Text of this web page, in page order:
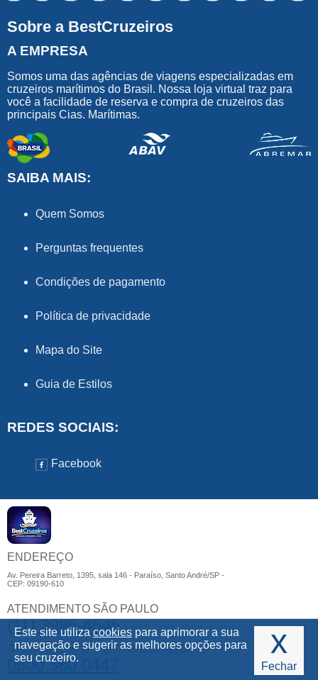
Sobre a BestCruzeiros
A EMPRESA
Somos uma das agências de viagens especializadas em
cruzeiros marítimos do Brasil. Nossa loja virtual traz para
você a facilidade de reserva e compra de cruzeiros das
principais Cias. Marítimas.
SAIBA MAIS:
Quem Somos
Perguntas frequentes
Condições de pagamento
Política de privacidade
Mapa do Site
Guia de Estilos
REDES SOCIAIS:
Facebook
ENDEREÇO
Av. Pereira Barreto, 1395, sala 146 - Paraíso, Santo André/SP -
CEP: 09190-610
ATENDIMENTO SÃO PAULO
(11) 3995-4545
ATENDIMENTO DEMAIS ESTADOS
0800 580 0447
x
Fechar
Este site utiliza cookies para aprimorar a sua
navegação e sugerir as melhores opções para
seu cruzeiro.